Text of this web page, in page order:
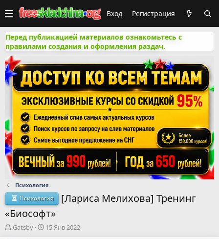
Вход Регистрация
Перед публикацией материалов ознакомьтесь с
правилами создания и оформления раздач.
Психология
Психология
[Лариса Мелихова] Тренинг
«Биософт»
А
Gatsby
Д15 Янв 2022